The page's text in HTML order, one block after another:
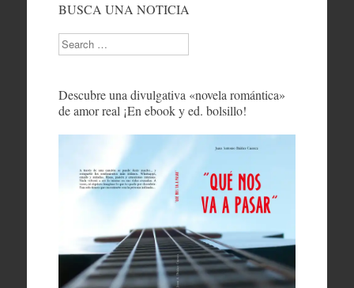
BUSCA UNA NOTICIA
Search
Descubre una divulgativa «novela romántica»
de amor real ¡En ebook y ed. bolsillo!